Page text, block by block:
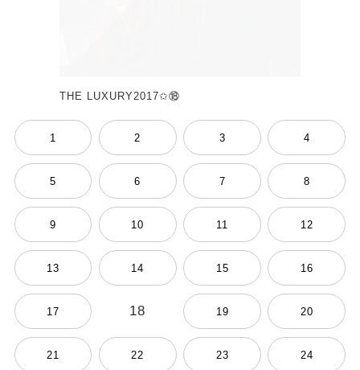
THE LUXURY2017✩⑱
1 2 3 4
5 6 7 8
9 10 11 12
13 14 15 16
17 18 19 20
21 22 23 24